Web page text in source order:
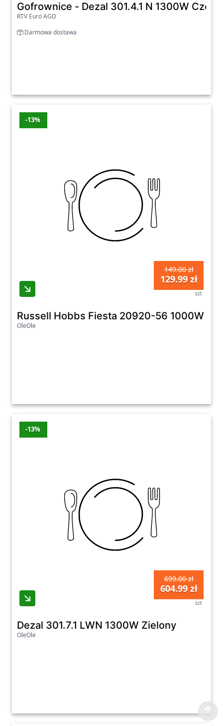
Gofrownice - Dezal 301.4.1 N 1300W
RTV Euro AGD
Darmowa dostawa
-13%
149.00 zł
129.99 zł
szt
Russell Hobbs Fiesta 20920-56 1000W
OleOle
-13%
699.00 zł
604.99 zł
szt
Dezal 301.7.1 LWN 1300W Zielony
OleOle